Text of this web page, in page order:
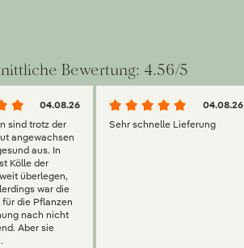
Bewertung: 4.56/5
04.08.26
sind trotz der
angewachsen
aus. In
Kölle der
überlegen,
war die
die Pflanzen
nach nicht
Aber sie
04.08.26
Sehr schnelle Lieferung